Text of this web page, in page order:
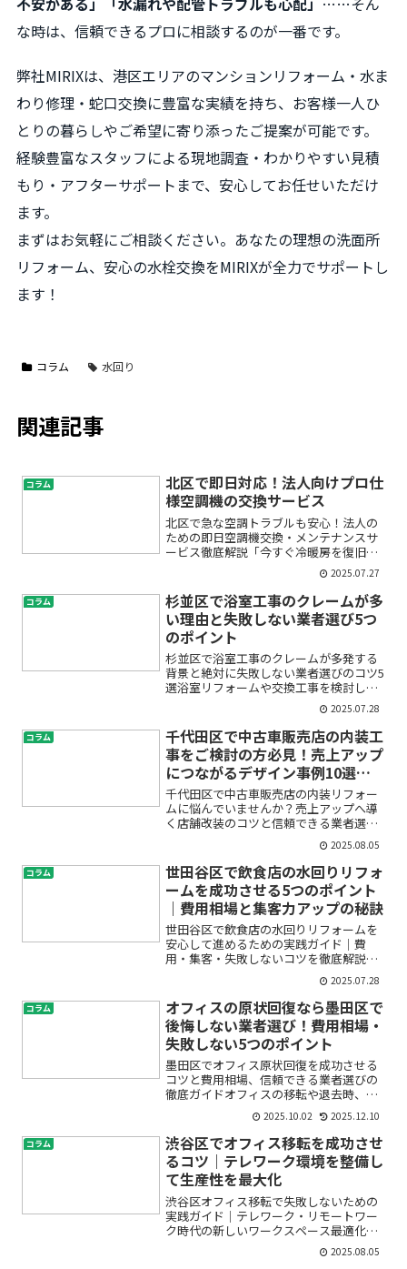
な時は、信頼できるプロに相談するのが一番です。
弊社MIRIXは、港区エリアのマンションリフォーム・水ま
わり修理・蛇口交換に豊富な実績を持ち、お客様一人ひ
とりの暮らしやご希望に寄り添ったご提案が可能です。
経験豊富なスタッフによる現地調査・わかりやすい見積
もり・アフターサポートまで、安心してお任せいただけ
ます。
まずはお気軽にご相談ください。あなたの理想の洗面所
リフォーム、安心の水栓交換をMIRIXが全力でサポートし
ます！
コラム 水回り
関連記事
コラム
北区で即日対応！法人向けプロ仕
様空調機の交換サービス
北区で急な空調トラブルも安心！法人の
ための即日空調機交換・メンテナンスサ
ービス徹底解説「今すぐ冷暖房を復旧さ
せたい」「業務用エアコンの調子が悪く
て不安」「メーカーや業者選びで失敗し
たくない」――法人様の空調機に関する
こんなお悩みはありません...
2025.07.27
コラム
杉並区で浴室工事のクレームが多
い理由と失敗しない業者選び5つ
のポイント
杉並区で浴室工事のクレームが多発する
背景と絶対に失敗しない業者選びのコツ5
選浴室リフォームや交換工事を検討して
いる方の多くが、「工事後に水漏れやタ
イルの剥がれといったトラブルが起きな
いか」「業者選びで失敗して後悔しない
か」といった不安や疑問...
2025.07.28
コラム
千代田区で中古車販売店の内装工
事をご検討の方必見！売上アップ
につながるデザイン事例10選と
プロに任せるメリット
千代田区で中古車販売店の内装リフォー
ムに悩んでいませんか？売上アップへ導
く店舗改装のコツと信頼できる業者選び
中古車販売店の内装工事や店舗リノベー
ションを検討している千代田区の皆さ
ま、「どんなデザインが集客や売上につ
ながるのか」「内装工事業者...
2025.08.05
コラム
世田谷区で飲食店の水回りリフォ
ームを成功させる5つのポイント
｜費用相場と集客力アップの秘訣
世田谷区で飲食店の水回りリフォームを
安心して進めるための実践ガイド｜費
用・集客・失敗しないコツを徹底解説飲
食店を経営する中で、「トイレが古くて
お客様の評判が気になる」「厨房やキッ
チンの使い勝手が悪くてスタッフの動線
が悪い」「水漏れや配管のト...
2025.07.28
コラム
オフィスの原状回復なら墨田区で
後悔しない業者選び！費用相場・
失敗しない5つのポイント
墨田区でオフィス原状回復を成功させる
コツと費用相場、信頼できる業者選びの
徹底ガイドオフィスの移転や退去時、
「原状回復」という言葉に不安を感じて
いませんか？「どれくらい費用がかかる
の？」「見積もりはどうやって取ればい
いの？」「墨田区で信頼でき...
2025.10.02 2025.12.10
コラム
渋谷区でオフィス移転を成功させ
るコツ｜テレワーク環境を整備し
て生産性を最大化
渋谷区オフィス移転で失敗しないための
実践ガイド｜テレワーク・リモートワー
ク時代の新しいワークスペース最適化
「渋谷区でオフィス移転を考えているけ
れど、何から始めればいいかわからな
2025.08.05